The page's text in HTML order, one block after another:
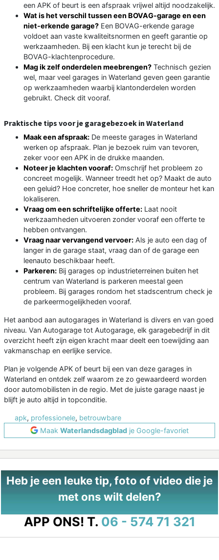
een APK of beurt is een afspraak vrijwel altijd noodzakelijk.
Wat is het verschil tussen een BOVAG-garage en een
niet-erkende garage? Een BOVAG-erkende garage
voldoet aan vaste kwaliteitsnormen en geeft garantie op
werkzaamheden. Bij een klacht kun je terecht bij de
BOVAG-klachtenprocedure.
Mag ik zelf onderdelen meebrengen? Technisch gezien
wel, maar veel garages in Waterland geven geen garantie
op werkzaamheden waarbij klantonderdelen worden
gebruikt. Check dit vooraf.
Praktische tips voor je garagebezoek in Waterland
Maak een afspraak: De meeste garages in Waterland
werken op afspraak. Plan je bezoek ruim van tevoren,
zeker voor een APK in de drukke maanden.
Noteer je klachten vooraf: Omschrijf het probleem zo
concreet mogelijk. Wanneer treedt het op? Maakt de auto
een geluid? Hoe concreter, hoe sneller de monteur het kan
lokaliseren.
Vraag om een schriftelijke offerte: Laat nooit
werkzaamheden uitvoeren zonder vooraf een offerte te
hebben ontvangen.
Vraag naar vervangend vervoer: Als je auto een dag of
langer in de garage staat, vraag dan of de garage een
leenauto beschikbaar heeft.
Parkeren: Bij garages op industrieterreinen buiten het
centrum van Waterland is parkeren meestal geen
probleem. Bij garages rondom het stadscentrum check je
de parkeermogelijkheden vooraf.
Het aanbod aan autogarages in Waterland is divers en van goed
niveau. Van Autogarage tot Autogarage, elk garagebedrijf in dit
overzicht heeft zijn eigen kracht maar deelt een toewijding aan
vakmanschap en eerlijke service.
Plan je volgende APK of beurt bij een van deze garages in
Waterland en ontdek zelf waarom ze zo gewaardeerd worden
door automobilisten in de regio. Met de juiste garage naast je
blijft je auto altijd in topconditie.
apk, professionele, betrouwbare
Maak Waterlandsdagblad je Google-favoriet
Heb je een leuke tip, foto of video die je
met ons wilt delen?
APP ONS! T. 06 - 574 71 321